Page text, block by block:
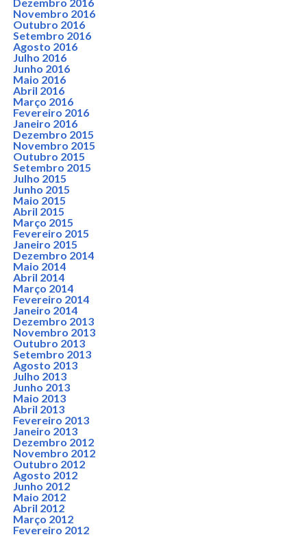
Novembro 2016
Outubro 2016
Setembro 2016
Agosto 2016
Julho 2016
Junho 2016
Maio 2016
Abril 2016
Março 2016
Fevereiro 2016
Janeiro 2016
Dezembro 2015
Novembro 2015
Outubro 2015
Setembro 2015
Julho 2015
Junho 2015
Maio 2015
Abril 2015
Março 2015
Fevereiro 2015
Janeiro 2015
Dezembro 2014
Maio 2014
Abril 2014
Março 2014
Fevereiro 2014
Janeiro 2014
Dezembro 2013
Novembro 2013
Outubro 2013
Setembro 2013
Agosto 2013
Julho 2013
Junho 2013
Maio 2013
Abril 2013
Fevereiro 2013
Janeiro 2013
Dezembro 2012
Novembro 2012
Outubro 2012
Agosto 2012
Junho 2012
Maio 2012
Abril 2012
Março 2012
Fevereiro 2012